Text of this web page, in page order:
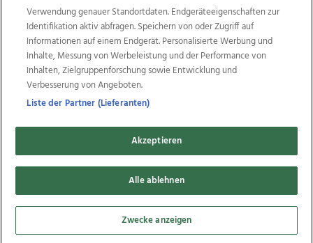
Weitere Angebote des Medienhauses Wimmer
TV1 di-mog-i.at OÖNow
Ischler Woche
Life Radio
OÖNachrichten
OÖN Immobilien
OÖN Karriere
OÖN Reise
Promenaden Galerien
Regionaljobs
wasistlos.at
Copyrights © 2026 Tips Zeitungs GmbH & Co KG
developed by11x11.net
Cookie Einstellungen bearbeiten
Verwendung genauer Standortdaten. Endgeräteeigenschaften zur
Identifikation aktiv abfragen. Speichern von oder Zugriff auf
Informationen auf einem Endgerät. Personalisierte Werbung und
Inhalte, Messung von Werbeleistung und der Performance von
Inhalten, Zielgruppenforschung sowie Entwicklung und
Verbesserung von Angeboten.
Liste der Partner (Lieferanten)
Akzeptieren
Alle ablehnen
Zwecke anzeigen